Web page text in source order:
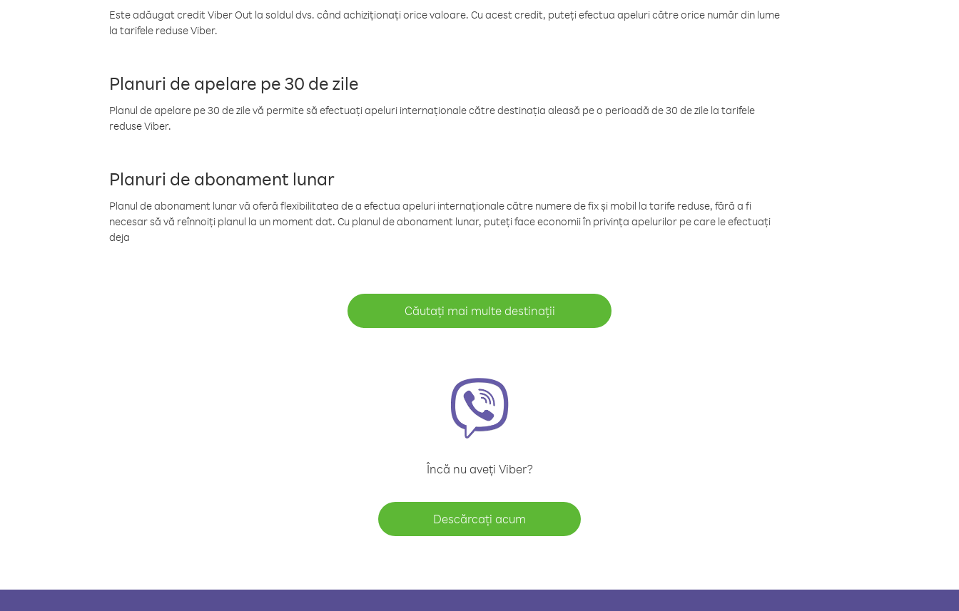
Este adăugat credit Viber Out la soldul dvs. când achiziționați orice valoare. Cu acest credit, puteți efectua apeluri către orice număr din lume
la tarifele reduse Viber.
Planuri de apelare pe 30 de zile
Planul de apelare pe 30 de zile vă permite să efectuați apeluri internaționale către destinația aleasă pe o perioadă de 30 de zile la tarifele
reduse Viber.
Planuri de abonament lunar
Planul de abonament lunar vă oferă flexibilitatea de a efectua apeluri internaționale către numere de fix și mobil la tarife reduse, fără a fi
necesar să vă reînnoiți planul la un moment dat. Cu planul de abonament lunar, puteți face economii în privința apelurilor pe care le efectuați
deja
Căutați mai multe destinații
Încă nu aveți Viber?
Descărcați acum